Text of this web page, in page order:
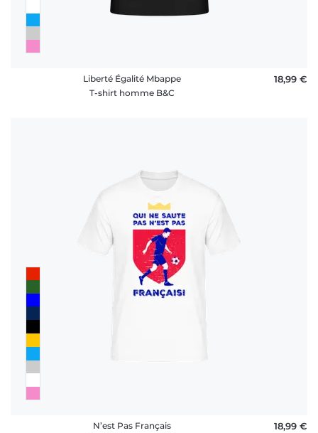
Liberté Égalité Mbappe
T-shirt homme B&C
18,99 €
N’est Pas Français
18,99 €